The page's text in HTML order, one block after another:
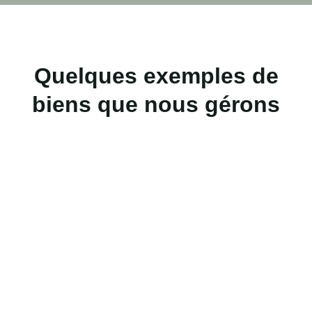
Quelques exemples de
biens que nous gérons